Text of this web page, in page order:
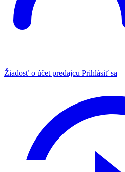
Žiadosť o účet predajcu Prihlásiť sa